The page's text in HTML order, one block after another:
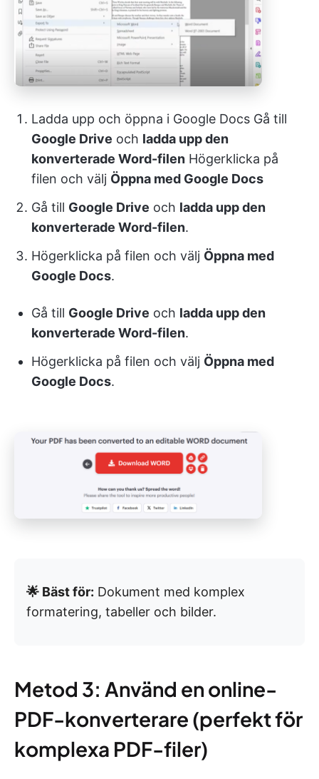
Ladda upp och öppna i Google Docs Gå till
Google Drive och ladda upp den
konverterade Word-filen Högerklicka på
filen och välj Öppna med Google Docs
Gå till Google Drive och ladda upp den
konverterade Word-filen.
Högerklicka på filen och välj Öppna med
Google Docs.
Gå till Google Drive och ladda upp den
konverterade Word-filen.
Högerklicka på filen och välj Öppna med
Google Docs.
🌟 Bäst för: Dokument med komplex
formatering, tabeller och bilder.
Metod 3: Använd en online-
PDF-konverterare (perfekt för
komplexa PDF-filer)